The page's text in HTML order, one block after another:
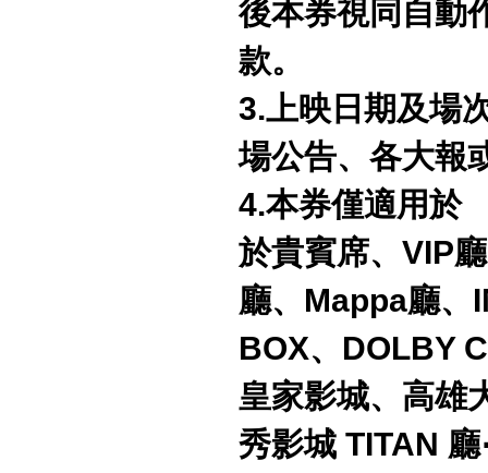
後本券視同自動
款。
3.上映日期及場
場公告、各大報
4.本券僅適用於
於貴賓席、VIP
廳、Mappa廳、
BOX、DOLBY
皇家影城、高雄
秀影城 TITAN